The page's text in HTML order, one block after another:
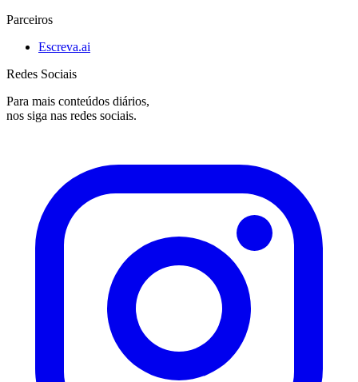
Parceiros
Escreva.ai
Redes Sociais
Para mais conteúdos diários,
nos siga nas redes sociais.